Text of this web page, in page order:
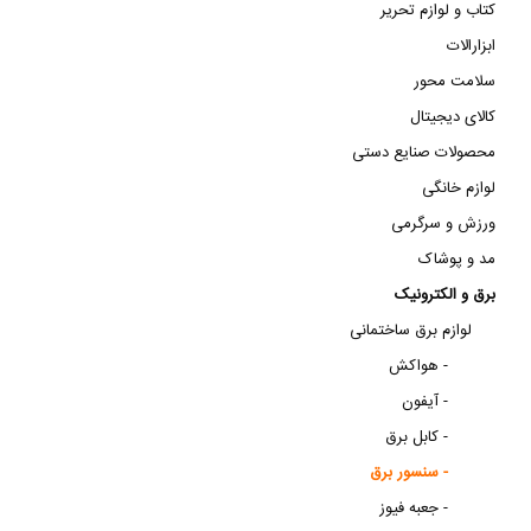
کتاب و لوازم تحریر
ابزارالات
سلامت محور
کالای دیجیتال
محصولات صنایع دستی
لوازم خانگی
ورزش و سرگرمی
مد و پوشاک
برق و الکترونیک
لوازم برق ساختمانی
هواکش -
آیفون -
کابل برق -
سنسور برق -
جعبه فیوز -